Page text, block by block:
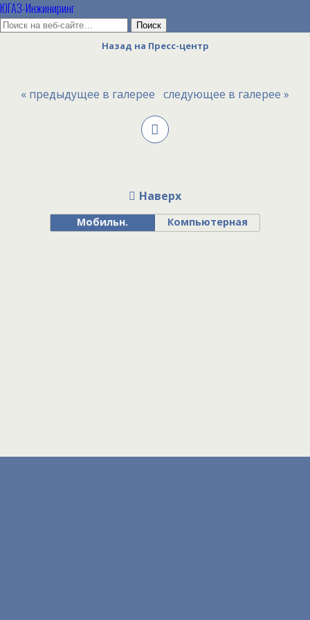
ЮГАЗ-Инжиниринг
Назад на Пресс-центр
« предыдущее в галерее следующее в галерее »
Наверх
Мобильн. Компьютерная